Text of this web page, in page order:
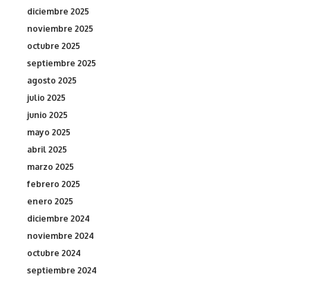
diciembre 2025
noviembre 2025
octubre 2025
septiembre 2025
agosto 2025
julio 2025
junio 2025
mayo 2025
abril 2025
marzo 2025
febrero 2025
enero 2025
diciembre 2024
noviembre 2024
octubre 2024
septiembre 2024